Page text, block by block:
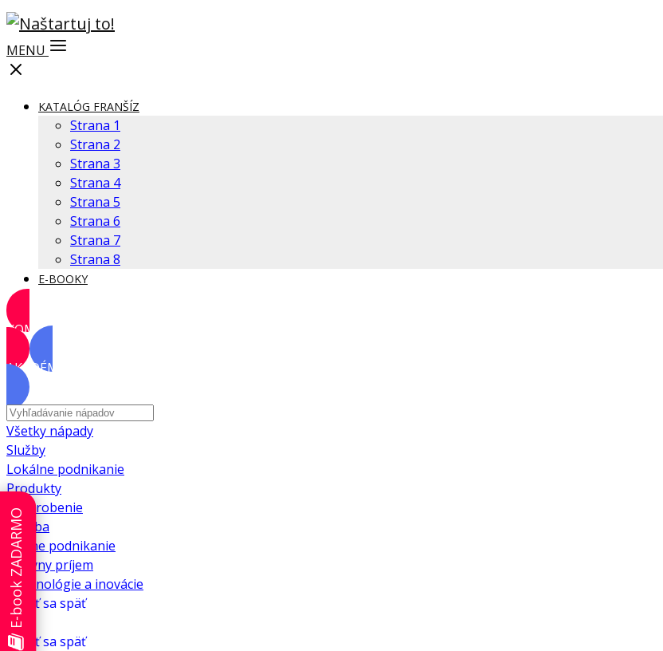
MENU
KATALÓG FRANŠÍZ
Strana 1
Strana 2
Strana 3
Strana 4
Strana 5
Strana 6
Strana 7
Strana 8
E-BOOKY
KOMUNITA
AKADÉMIA
Všetky nápady
Služby
Lokálne podnikanie
Produkty
Privyrobenie
Výroba
Online podnikanie
Pasívny príjem
Technológie a inovácie
Vrátiť sa späť
Vrátiť sa späť
E-book ZADARMO